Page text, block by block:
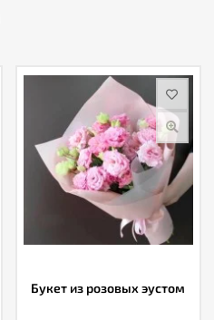
Букет из розовых эустом